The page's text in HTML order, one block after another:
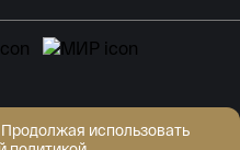
(АО)
№2807 от 02.06.2015
Продолжая использовать